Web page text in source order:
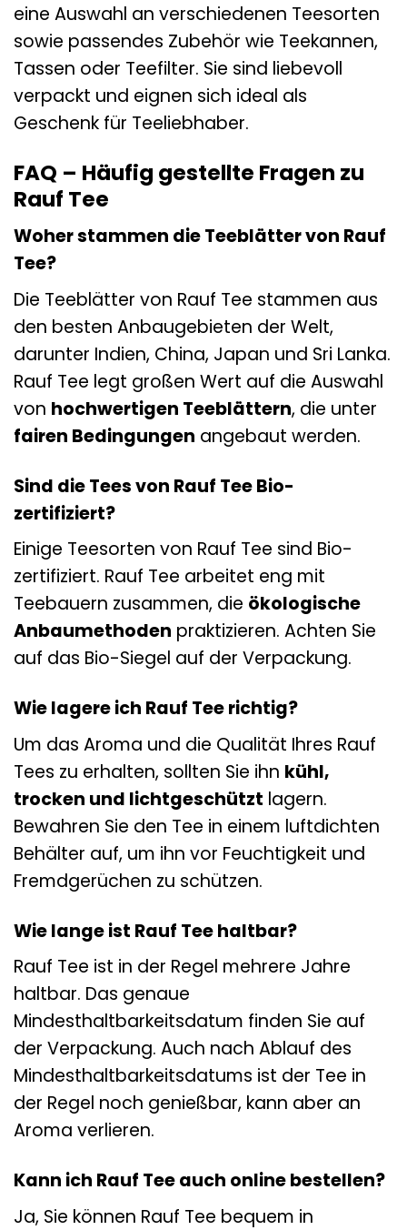
eine Auswahl an verschiedenen Teesorten
sowie passendes Zubehör wie Teekannen,
Tassen oder Teefilter. Sie sind liebevoll
verpackt und eignen sich ideal als
Geschenk für Teeliebhaber.
FAQ – Häufig gestellte Fragen zu
Rauf Tee
Woher stammen die Teeblätter von Rauf
Tee?
Die Teeblätter von Rauf Tee stammen aus
den besten Anbaugebieten der Welt,
darunter Indien, China, Japan und Sri Lanka.
Rauf Tee legt großen Wert auf die Auswahl
von hochwertigen Teeblättern, die unter
fairen Bedingungen angebaut werden.
Sind die Tees von Rauf Tee Bio-
zertifiziert?
Einige Teesorten von Rauf Tee sind Bio-
zertifiziert. Rauf Tee arbeitet eng mit
Teebauern zusammen, die ökologische
Anbaumethoden praktizieren. Achten Sie
auf das Bio-Siegel auf der Verpackung.
Wie lagere ich Rauf Tee richtig?
Um das Aroma und die Qualität Ihres Rauf
Tees zu erhalten, sollten Sie ihn kühl,
trocken und lichtgeschützt lagern.
Bewahren Sie den Tee in einem luftdichten
Behälter auf, um ihn vor Feuchtigkeit und
Fremdgerüchen zu schützen.
Wie lange ist Rauf Tee haltbar?
Rauf Tee ist in der Regel mehrere Jahre
haltbar. Das genaue
Mindesthaltbarkeitsdatum finden Sie auf
der Verpackung. Auch nach Ablauf des
Mindesthaltbarkeitsdatums ist der Tee in
der Regel noch genießbar, kann aber an
Aroma verlieren.
Kann ich Rauf Tee auch online bestellen?
Ja, Sie können Rauf Tee bequem in